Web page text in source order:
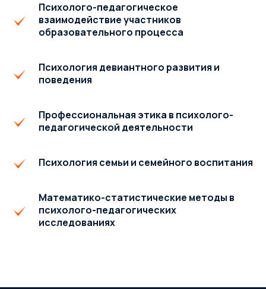
Психолого-педагогическое
взаимодействие участников
образовательного процесса
Психология девиантного развития и
поведения
Профессиональная этика в психолого-
педагогической деятельности
Психология семьи и семейного воспитания
Математико-статистические методы в
психолого-педагогических
исследованиях